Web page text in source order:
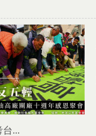
台...